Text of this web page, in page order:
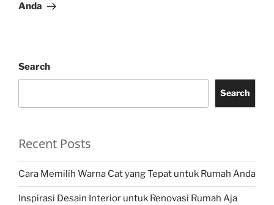
Anda
Search
Search
Recent Posts
Cara Memilih Warna Cat yang Tepat untuk Rumah Anda
Inspirasi Desain Interior untuk Renovasi Rumah Aja